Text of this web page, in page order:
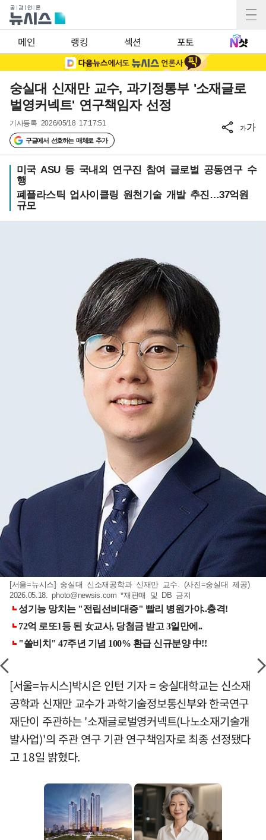
메인 랭킹 섹션 포토
숭실대 신재만 교수, 과기정통부 '소재글로
벌영커넥트' 연구책임자 선정
기사등록 2026/05/18 17:17:51
구글에서 선호하는 매체로 추가
가가
미국 ASU 등 국내외 연구진 참여 글로벌 공동연구 수
행
폐플라스틱 업사이클링 원천기술 개발 추진…37억원
규모
[서울=뉴시스] 숭실대 신소재공학과 신재만 교수. (사진=숭실대 제공)
2026.05.18.photo@newsis.com *재판매 및 DB 금지
[서울=뉴시스]박시은 인턴 기자 = 숭실대학교는 신소재
공학과 신재만 교수가 과학기술정보통신부와 한국연구
재단이 주관하는 '소재글로벌영커넥트(나노소재기술개
발사업)'의 주관 연구 기관 연구책임자로 최종 선정됐다
고 18일 밝혔다.